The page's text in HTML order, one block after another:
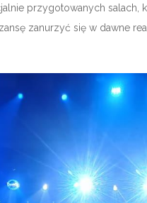
przygotowanych salach,
zanurzyć się w dawne